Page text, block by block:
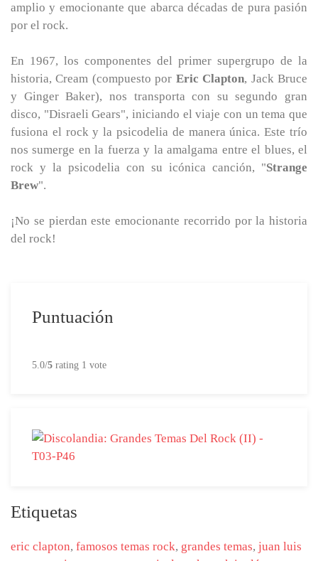
amplio y emocionante que abarca décadas de pura pasión
por el rock.
En 1967, los componentes del primer supergrupo de la
historia, Cream (compuesto por Eric Clapton, Jack Bruce
y Ginger Baker), nos transporta con su segundo gran
disco, "Disraeli Gears", iniciando el viaje con un tema que
fusiona el rock y la psicodelia de manera única. Este trío
nos sumerge en la fuerza y la amalgama entre el blues, el
rock y la psicodelia con su icónica canción, "Strange
Brew".
¡No se pierdan este emocionante recorrido por la historia
del rock!
Puntuación
5.0/5 rating 1 vote
Etiquetas
eric clapton, famosos temas rock, grandes temas, juan luis